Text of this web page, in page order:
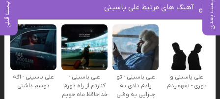
پست بعدی پست قبلی آهنگ های مرتبط علی یاسینی
علی یاسینی و
پوری - نفهمیدم
علی یاسینی - تو
یادم دادی یه
چیزایی یه وقتی
علی یاسینی -
کنارتم از راه دورم
خداحافظ ماه خوبم
علی یاسینی - اگه
دوسم داشتی